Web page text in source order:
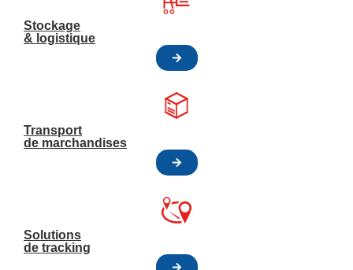
Stockage
& logistique
Transport
de marchandises
Solutions
de tracking